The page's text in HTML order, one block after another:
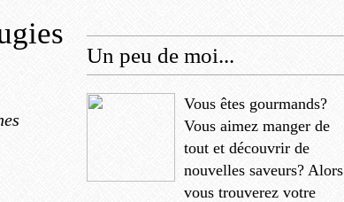
Un peu de moi...
Vous êtes gourmands?
Vous aimez manger de
tout et découvrir de
nouvelles saveurs? Alors
vous trouverez votre